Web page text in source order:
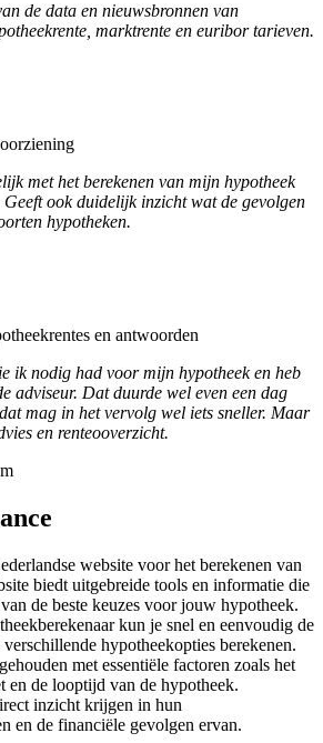
de data en nieuwsbronnen van
marktrente en euribor tarieven.
met het berekenen van mijn hypotheek
ook duidelijk inzicht wat de gevolgen
hypotheken.
en antwoorden
ik nodig had voor mijn hypotheek en heb
adviseur. Dat duurde wel even een dag
mag in het vervolg wel iets sneller. Maar
en renteooverzicht.
website voor het berekenen van
biedt uitgebreide tools en informatie die
de beste keuzes voor jouw hypotheek.
kun je snel en eenvoudig de
hypotheekopties berekenen.
met essentiële factoren zoals het
en de looptijd van de hypotheek.
inzicht krijgen in hun
en de financiële gevolgen ervan.